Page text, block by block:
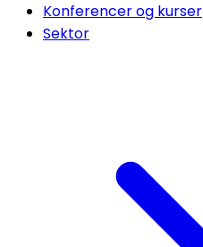
Konferencer og kurser
Sektor